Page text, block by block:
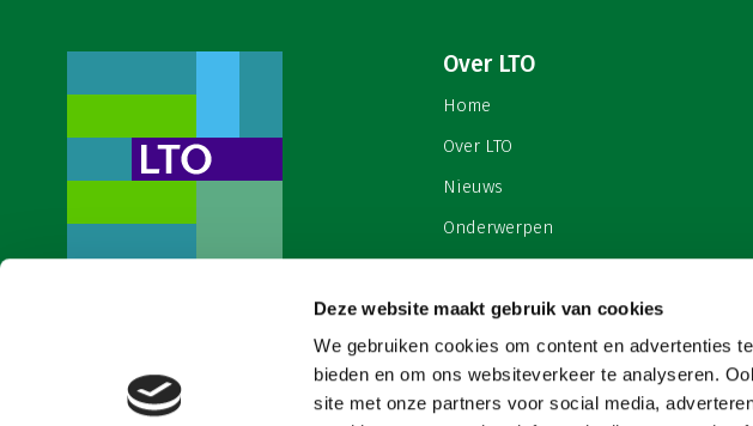
Deze website maakt gebruik van cookies
We gebruiken cookies om content en advertenties
bieden en om ons websiteverkeer te analyseren.
site met onze partners voor social media,
werkgeversorganisatie met meerwaarde,
voor een sector met meerwaarde. Dat is
Land- en Tuinbouw Organisatie
Nederland (LTO).
Over LTO
Home
Over LTO
Nieuws
Onderwerpen
Contact
Cookies & privacy